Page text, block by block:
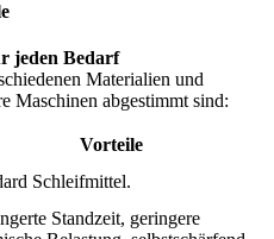
jeden Bedarf
Materialien und
Maschinen abgestimmt sind:
Vorteile
Schleifmittel.
Standzeit, geringere